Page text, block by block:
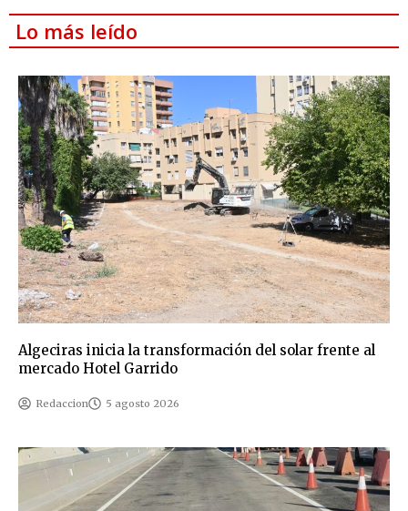
Lo más leído
Algeciras inicia la transformación del solar frente al
mercado Hotel Garrido
Redaccion 5 agosto 2026